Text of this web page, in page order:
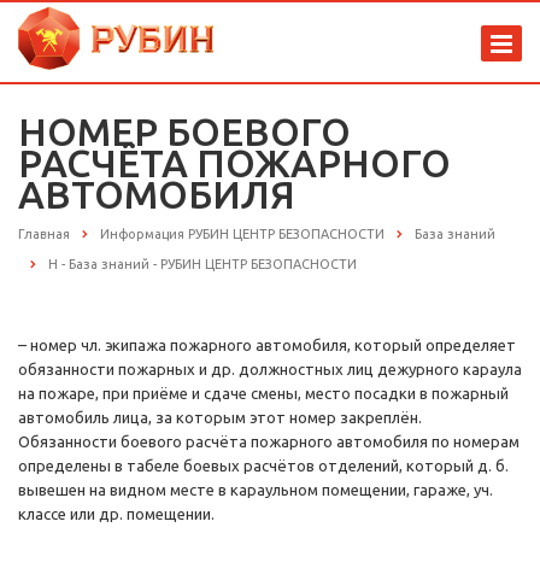
НОМЕР БОЕВОГО
РАСЧЁТА ПОЖАРНОГО
АВТОМОБИЛЯ
Главная Информация РУБИН ЦЕНТР БЕЗОПАСНОСТИ База знаний
Н - База знаний - РУБИН ЦЕНТР БЕЗОПАСНОСТИ
– номер чл. экипажа пожарного автомобиля, который определяет
обязанности пожарных и др. должностных лиц дежурного караула
на пожаре, при приёме и сдаче смены, место посадки в пожарный
автомобиль лица, за которым этот номер закреплён.
Обязанности боевого расчёта пожарного автомобиля по номерам
определены в табеле боевых расчётов отделений, который д. б.
вывешен на видном месте в караульном помещении, гараже, уч.
классе или др. помещении.